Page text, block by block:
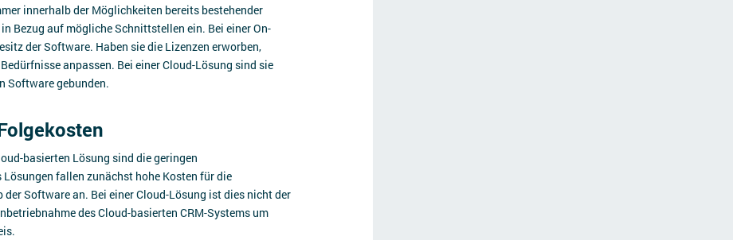
innerhalb der Möglichkeiten bereits bestehender
Bezug auf mögliche Schnittstellen ein. Bei einer On-
der Software. Haben sie die Lizenzen erworben,
anpassen. Bei einer Cloud-Lösung sind sie
Software gebunden.
basierten Lösung sind die geringen
fallen zunächst hohe Kosten für die
Software an. Bei einer Cloud-Lösung ist dies nicht der
des Cloud-basierten CRM-Systems um